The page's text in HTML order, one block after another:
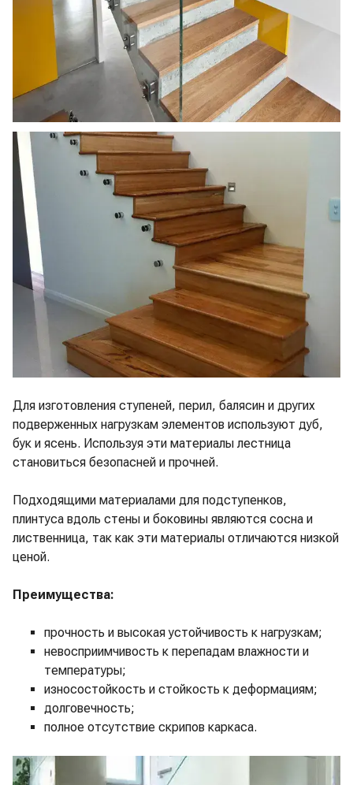
Для изготовления ступеней, перил, балясин и других
подверженных нагрузкам элементов используют дуб,
бук и ясень. Используя эти материалы лестница
становиться безопасней и прочней.
Подходящими материалами для подступенков,
плинтуса вдоль стены и боковины являются сосна и
лиственница, так как эти материалы отличаются низкой
ценой.
Преимущества:
прочность и высокая устойчивость к нагрузкам;
невосприимчивость к перепадам влажности и
температуры;
износостойкость и стойкость к деформациям;
долговечность;
полное отсутствие скрипов каркаса.